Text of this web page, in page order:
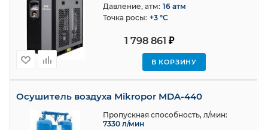
1 798 861 ₽
В КОРЗИНУ
Давление, атм: 16 атм
Точка росы: +3 °С
Осушитель воздуха Mikropor MDA-440
Пропускная способность, л/мин:
7330 л/мин